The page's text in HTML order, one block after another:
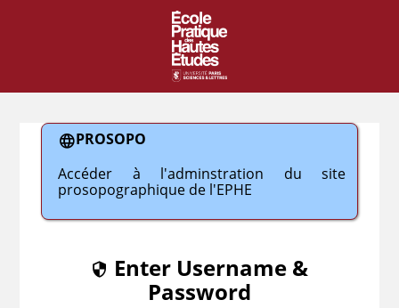
EPHE
PROSOPO
Accéder à l'adminstration du site
prosopographique de l'EPHE
Enter Username &
Password